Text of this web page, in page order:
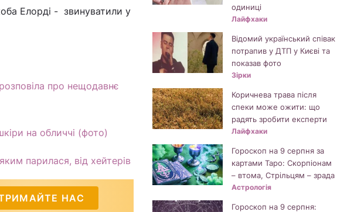
Елорді - звинуватили у
про нещодавнє
на обличчі (фото)
парилася, від хейтерів
НАС
одиниці
Лайфхаки
Відомий український співак
потрапив у ДТП у Києві та
показав фото
Зірки
Коричнева трава після
спеки може ожити: що
радять зробити експерти
Лайфхаки
Гороскоп на 9 серпня за
картами Таро: Скорпіонам
– втома, Стрільцям – зрада
Астрологія
Гороскоп на 9 серпня: